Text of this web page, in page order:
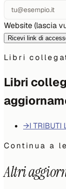
Website (lascia
Ricevi link di
Libri
Libri
→I TRIBUTI
Continua a
Altri